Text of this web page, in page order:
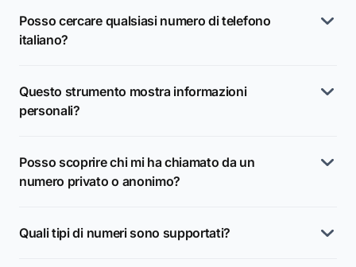
Posso cercare qualsiasi numero di telefono
italiano?
Questo strumento mostra informazioni
personali?
Posso scoprire chi mi ha chiamato da un
numero privato o anonimo?
Quali tipi di numeri sono supportati?